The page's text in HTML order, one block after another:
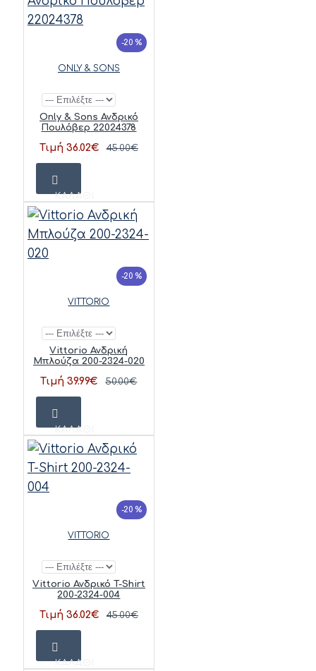
-20 %
ONLY & SONS
Only & Sons Ανδρικό
Πουλόβερ 22024378
Τιμή 36.02€ 45.00€
ΚΑΛΆΘΙ
-20 %
VITTORIO
Vittorio Ανδρική
Μπλούζα 200-2324-020
Τιμή 39.99€ 50.00€
ΚΑΛΆΘΙ
-20 %
VITTORIO
Vittorio Ανδρικό T-Shirt
200-2324-004
Τιμή 36.02€ 45.00€
ΚΑΛΆΘΙ